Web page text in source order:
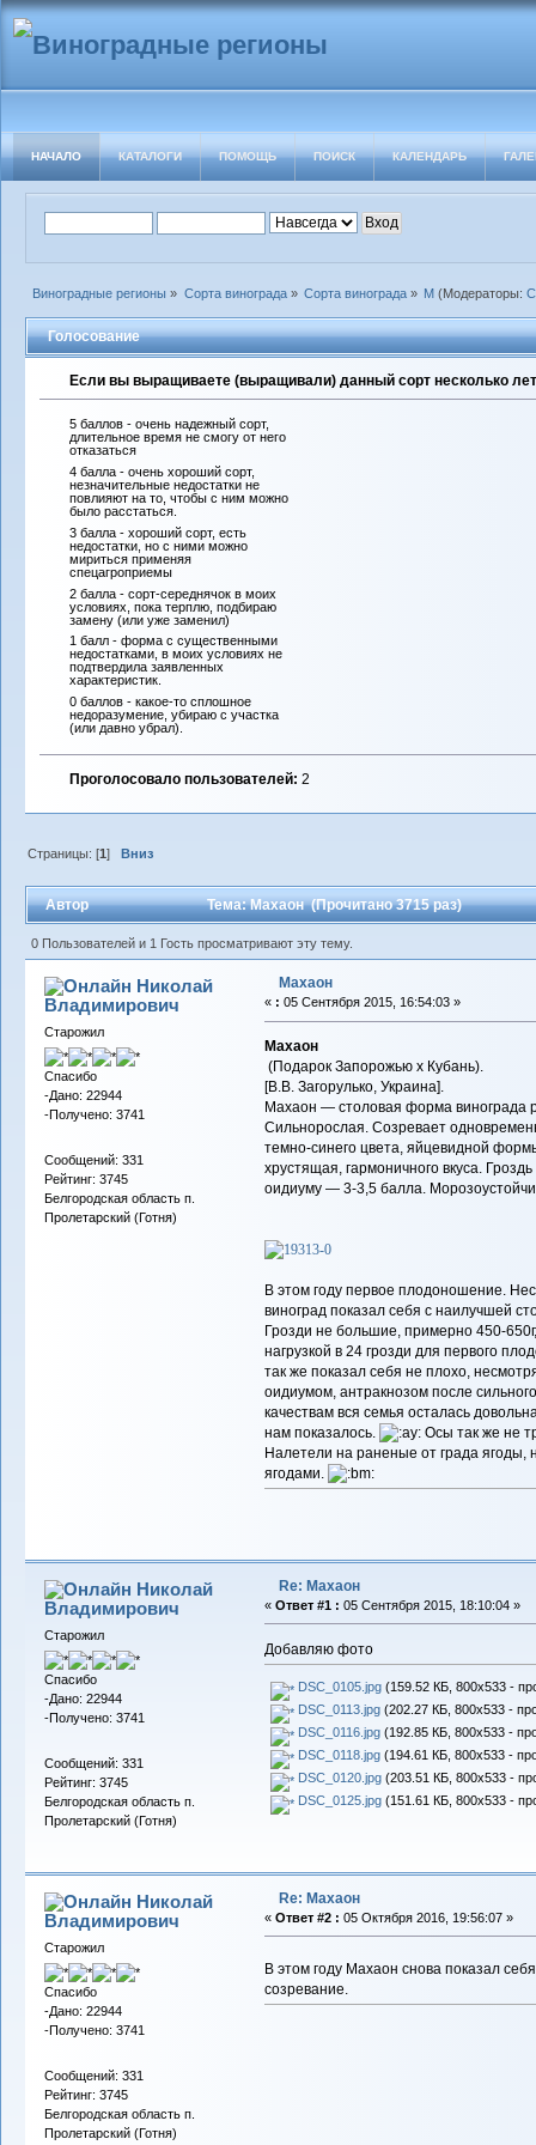
НАЧАЛО КАТАЛОГИ ПОМОЩЬ ПОИСК КАЛЕНДАРЬ
Виноградные регионы » Сорта винограда» Сорта винограда» М (Модераторы:
Голосование
Если вы выращиваете (выращивали) данный сорт несколько
5 баллов - очень надежный сорт,
длительное время не смогу от него
отказаться
4 балла - очень хороший сорт,
незначительные недостатки не
повлияют на то, чтобы с ним можно
было расстаться.
3 балла - хороший сорт, есть
недостатки, но с ними можно
мириться применяя
спецагроприемы
2 балла - сорт-середнячок в моих
условиях, пока терплю, подбираю
замену (или уже заменил)
1 балл - форма с существенными
недостатками, в моих условиях не
подтвердила заявленных
характеристик.
0 баллов - какое-то сплошное
недоразумение, убираю с участка
(или давно убрал).
Проголосовало пользователей: 2
Страницы: [1]Вниз
Автор Тема: Махаон (Прочитано 3715 раз)
0 Пользователей и 1 Гость просматривают эту тему.
Николай
Владимирович
Старожил
Спасибо
-Дано: 22944
-Получено: 3741
Сообщений: 331
Рейтинг: 3745
Белгородская область п.
Пролетарский (Готня)
Махаон
« : 05 Сентября 2015, 16:54:03 »
Махаон
(Подарок Запорожью х Кубань).
[В.В. Загорулько, Украина].
Махаон — столовая форма винограда
Сильнорослая. Созревает
темно-синего цвета, яйцевидной
хрустящая, гармоничного вкуса.
оидиуму — 3-3,5 балла.
В этом году первое плодоношение.
виноград показал себя с наилучшей
Грозди не большие, примерно 450-
нагрузкой в 24 грозди для первого
так же показал себя не плохо,
оидиумом, антракнозом после
качествам вся семья осталась
нам показалось.
Осы так же не
Налетели на раненые от града
ягодами.
Николай
Владимирович
Старожил
Спасибо
-Дано: 22944
-Получено: 3741
Сообщений: 331
Рейтинг: 3745
Белгородская область п.
Пролетарский (Готня)
Re: Махаон
« Ответ #1 : 05 Сентября 2015, 18:10:04 »
Добавляю фото
DSC_0105.jpg(159.52 КБ, 800x533 -
DSC_0113.jpg(202.27 КБ, 800x533 -
DSC_0116.jpg(192.85 КБ, 800x533 -
DSC_0118.jpg(194.61 КБ, 800x533 -
DSC_0120.jpg(203.51 КБ, 800x533 -
DSC_0125.jpg(151.61 КБ, 800x533 -
Николай
Владимирович
Старожил
Спасибо
-Дано: 22944
-Получено: 3741
Сообщений: 331
Рейтинг: 3745
Белгородская область п.
Пролетарский (Готня)
Re: Махаон
« Ответ #2 : 05 Октября 2016, 19:56:07 »
В этом году Махаон снова показал
созревание.